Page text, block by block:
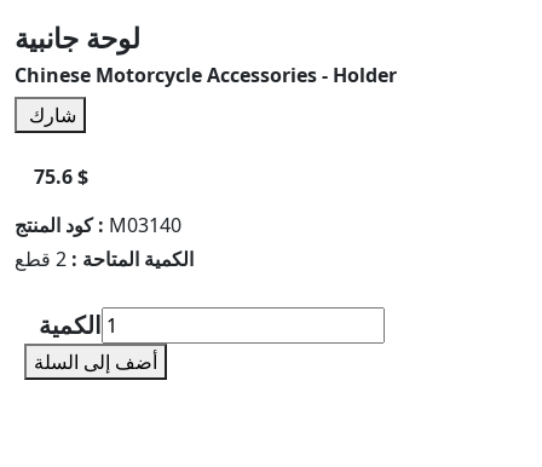
لوحة جانبية
Chinese Motorcycle Accessories - Holder
شارك
75.6 $
كود المنتج : M03140
الكمية المتاحة : 2 قطع
الكمية
أضف إلى السلة